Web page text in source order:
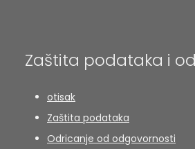
Zaštita podataka i
otisak
Zaštita podataka
Odricanje od odgovornosti